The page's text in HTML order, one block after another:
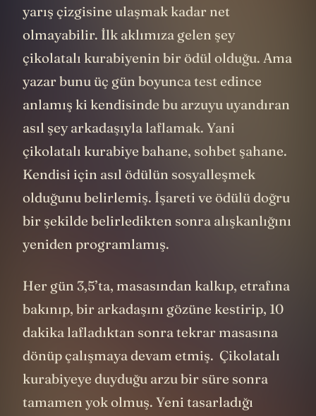
yarış çizgisine ulaşmak kadar net
olmayabilir. İlk aklımıza gelen şey
çikolatalı kurabiyenin bir ödül olduğu. Ama
yazar bunu üç gün boyunca test edince
anlamış ki kendisinde bu arzuyu uyandıran
asıl şey arkadaşıyla laflamak. Yani
çikolatalı kurabiye bahane, sohbet şahane.
Kendisi için asıl ödülün sosyalleşmek
olduğunu belirlemiş. İşareti ve ödülü doğru
bir şekilde belirledikten sonra alışkanlığını
yeniden programlamış.
Her gün 3,5’ta, masasından kalkıp, etrafına
bakınıp, bir arkadaşını gözüne kestirip, 10
dakika lafladıktan sonra tekrar masasına
dönüp çalışmaya devam etmiş. Çikolatalı
kurabiyeye duyduğu arzu bir süre sonra
tamamen yok olmuş. Yeni tasarladığı